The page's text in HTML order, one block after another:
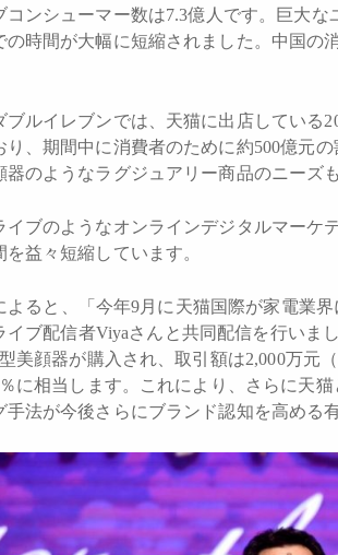
コンシューマー数は7.3億人です。巨大
の時間が大幅に短縮されました。中国
ブルイレブンでは、天猫に出店している
り、期間中に消費者のために約500億元
のようなラグジュアリー商品のニーズ
イブのようなオンラインデジタルマーケ
益々短縮しています。
よると、「今年9月に天猫国際が家電業
イブ配信者Viyaさんと共同配信を行いま
美顔器が購入され、取引額は2,000万元
に相当します。これにより、さらに天
手法が今後さらにブランド認知を高める